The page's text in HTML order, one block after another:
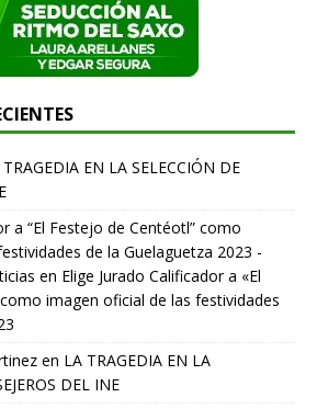
EN LA SELECCIÓN DE
a “El Festejo de Centéotl” como
de la Guelaguetza 2023 -
en Elige Jurado Calificador a «El
imagen oficial de las festividades
en LA TRAGEDIA EN LA
DEL INE